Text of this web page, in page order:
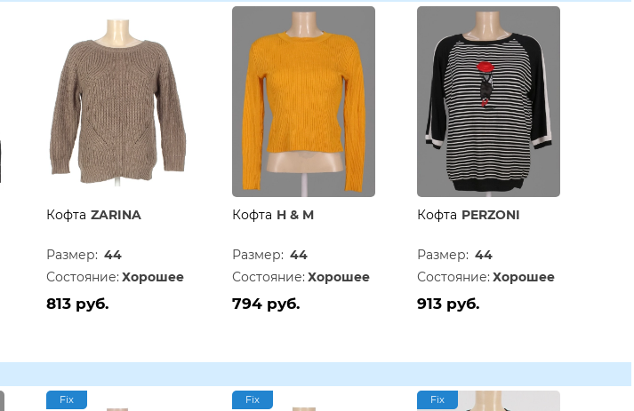
Кофта ZARINA
Размер: 44
Состояние: Хорошее
813 руб.
Кофта H & M
Размер: 44
Состояние: Хорошее
794 руб.
Кофта PERZONI
Размер: 44
Состояние: Хорошее
913 руб.
Fix Fix Fix